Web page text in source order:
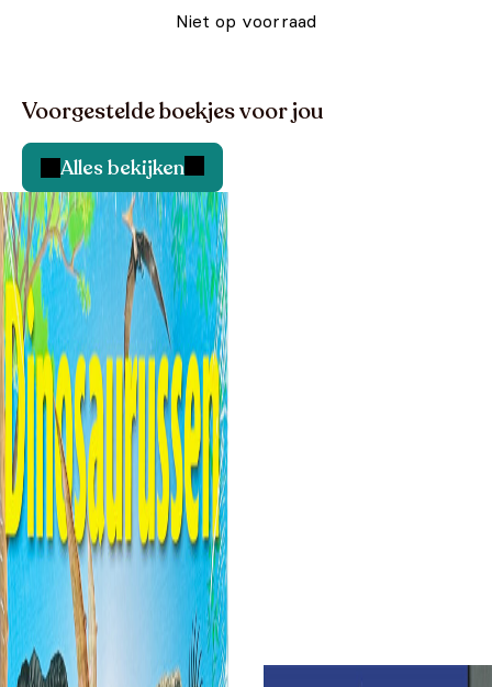
Niet op voorraad
Voorgestelde boekjes voor jou
Alles bekijken